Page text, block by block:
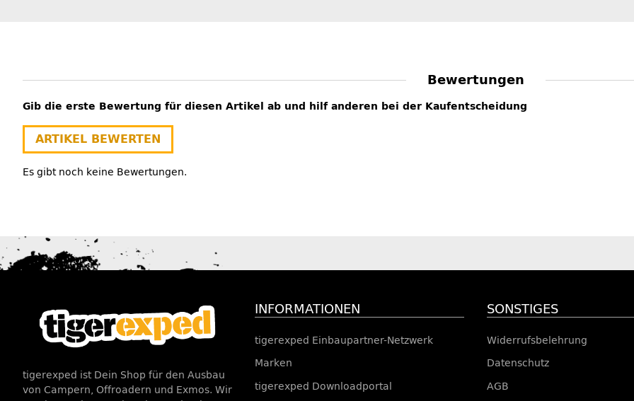
Bewertungen
Gib die erste Bewertung für diesen Artikel ab und hilf anderen bei der Kaufentscheidung
ARTIKEL BEWERTEN
Es gibt noch keine Bewertungen.
tigerexped ist Dein Shop für den Ausbau
von Campern, Offroadern und Exmos. Wir
INFORMATIONEN
tigerexped Einbaupartner-Netzwerk
Marken
tigerexped Downloadportal
SONSTIGES
Widerrufsbelehrung
Datenschutz
AGB